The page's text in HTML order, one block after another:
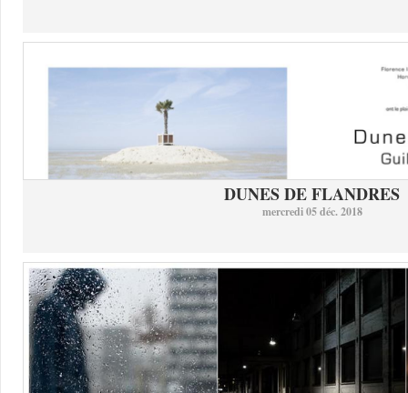
DUNES DE FLANDRES
mercredi 05 déc. 2018